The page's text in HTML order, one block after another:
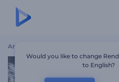
Ana Sayfa
Would you like to change
to English?